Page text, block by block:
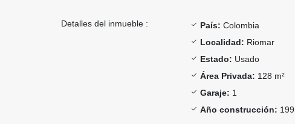
Detalles del inmueble : País: Colombia
Localidad: Riomar
Estado: Usado
Área Privada: 128 m²
Garaje: 1
Año construcción: